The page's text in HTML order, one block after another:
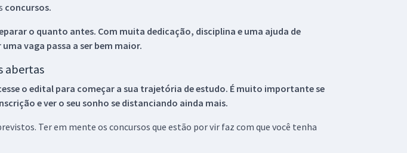
concursos.
o quanto antes. Com muita dedicação, disciplina e uma ajuda de
vaga passa a ser bem maior.
abertas
o edital para começar a sua trajetória de estudo. É muito importante se
e ver o seu sonho se distanciando ainda mais.
Ter em mente os concursos que estão por vir faz com que você tenha